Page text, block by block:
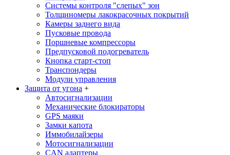
Системы контроля "слепых" зон
Толщиномеры лакокрасочных покрытий
Камеры заднего вида
Пусковые провода
Поршневые компрессоры
Предпусковой подогреватель
Кнопка старт-стоп
Транспондеры
Модули управления
Защита от угона +
Автосигнализации
Механические блoкираторы
GPS маяки
Замки капота
Иммобилайзеры
Мотосигнализации
CAN адаптеры